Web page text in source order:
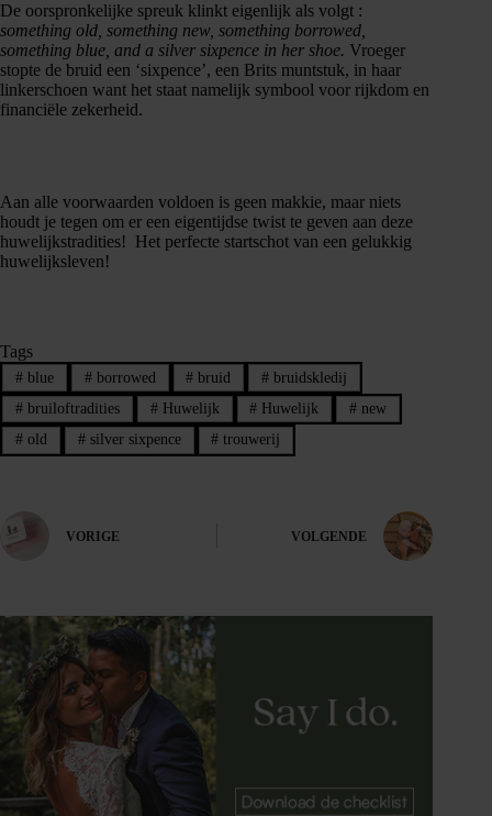
De oorspronkelijke spreuk klinkt eigenlijk als volgt :
something old, something new, something borrowed,
something blue, and a silver sixpence in her shoe. Vroeger
stopte de bruid een ‘sixpence’, een Brits muntstuk, in haar
linkerschoen want het staat namelijk symbool voor rijkdom en
financiële zekerheid.
Aan alle voorwaarden voldoen is geen makkie, maar niets
houdt je tegen om er een eigentijdse twist te geven aan deze
huwelijkstradities! Het perfecte startschot van een gelukkig
huwelijksleven!
Tags
#blue #borrowed # bruid # bruidskledij
#bruiloftradities #Huwelijk # Huwelijk # new
#old #silver sixpence # trouwerij
VORIGE VOLGENDE